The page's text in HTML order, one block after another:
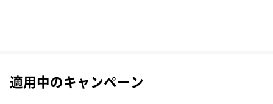
適用中のキャンペーン